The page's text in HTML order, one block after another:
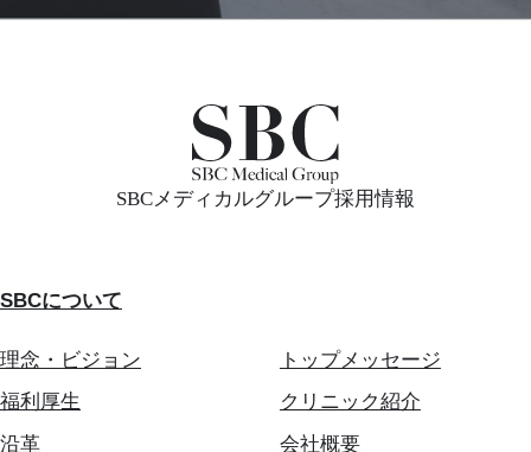
SBCメディカルグループ採用情報
SBCについて
理念・ビジョン
トップメッセージ
福利厚生
クリニック紹介
沿革
会社概要